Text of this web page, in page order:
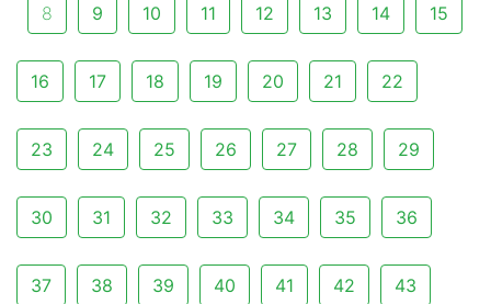
8 9 10 11 12 13 14 15
16 17 18 19 20 21 22
23 24 25 26 27 28 29
30 31 32 33 34 35 36
37 38 39 40 41 42 43